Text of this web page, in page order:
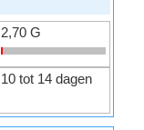
2,70 G
10 tot 14 dagen